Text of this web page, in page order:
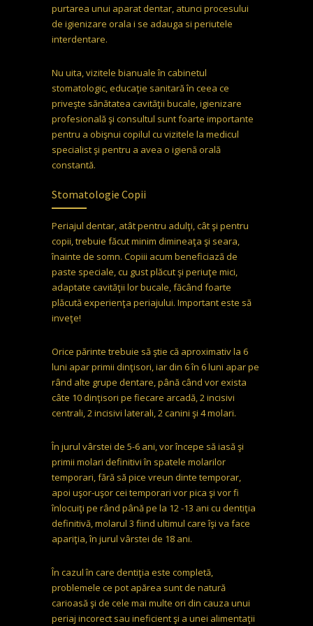
purtarea unui aparat dentar, atunci procesului
de igienizare orala i se adauga si periutele
interdentare.
Nu uita, vizitele bianuale în cabinetul
stomatologic, educaţie sanitară în ceea ce
priveşte sănătatea cavităţii bucale, igienizare
profesională şi consultul sunt foarte importante
pentru a obişnui copilul cu vizitele la medicul
specialist şi pentru a avea o igienă orală
constantă.
Stomatologie Copii
Periajul dentar, atât pentru adulţi, cât şi pentru
copii, trebuie făcut minim dimineaţa şi seara,
înainte de somn. Copiii acum beneficiază de
paste speciale, cu gust plăcut şi periuţe mici,
adaptate cavităţii lor bucale, făcând foarte
plăcută experienţa periajului. Important este să
inveţe!
Orice părinte trebuie să ştie că aproximativ la 6
luni apar primii dinţisori, iar din 6 în 6 luni apar pe
rând alte grupe dentare, până când vor exista
câte 10 dinţisori pe fiecare arcadă, 2 incisivi
centrali, 2 incisivi laterali, 2 canini şi 4 molari.
În jurul vârstei de 5-6 ani, vor începe să iasă şi
primii molari definitivi în spatele molarilor
temporari, fără să pice vreun dinte temporar,
apoi uşor-uşor cei temporari vor pica şi vor fi
înlocuiţi pe rând până pe la 12 -13 ani cu dentiţia
definitivă, molarul 3 fiind ultimul care îşi va face
apariţia, în jurul vârstei de 18 ani.
În cazul în care dentiţia este completă,
problemele ce pot apărea sunt de natură
carioasă şi de cele mai multe ori din cauza unui
periaj incorect sau ineficient şi a unei alimentaţii